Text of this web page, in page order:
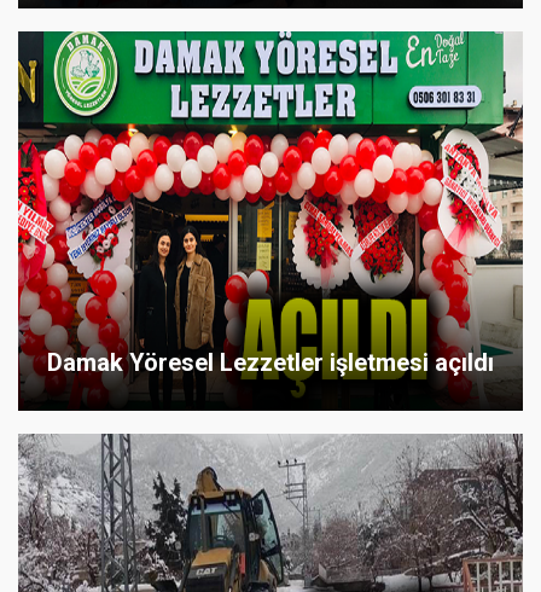
Damak Yöresel Lezzetler işletmesi açıldı